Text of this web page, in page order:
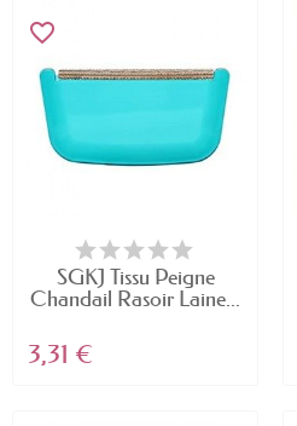
favorite_border
SGKJ Tissu Peigne
Chandail Rasoir Laine...
3,31 €